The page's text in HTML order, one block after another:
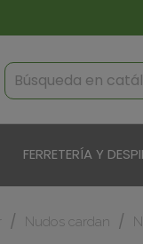
FERRETERÍA Y
Nudos cardan